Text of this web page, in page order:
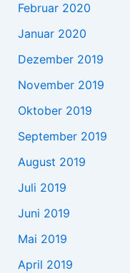
Februar 2020
Januar 2020
Dezember 2019
November 2019
Oktober 2019
September 2019
August 2019
Juli 2019
Juni 2019
Mai 2019
April 2019